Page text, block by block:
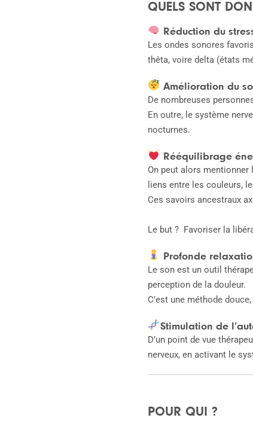
QUELS SONT
Réduction du
Les ondes sonores
thêta, voire delta (états
Amélioration du
De nombreuses
En outre, le système
nocturnes.
Rééquilibrage
On peut alors
liens entre les couleurs,
Ces savoirs ancestraux
Le but ? Favoriser la
Profonde
Le son est un outil
perception de la douleur.
C’est une méthode
Stimulation de
D’un point de vue
nerveux, en activant le
POUR QUI ?